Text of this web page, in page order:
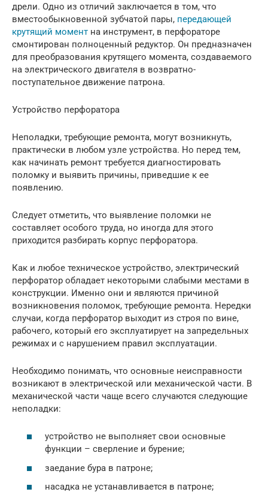
дрели. Одно из отличий заключается в том, что
вместообыкновенной зубчатой пары, передающей
крутящий момент на инструмент, в перфораторе
смонтирован полноценный редуктор. Он предназначен
для преобразования крутящего момента, создаваемого
на электрического двигателя в возвратно-
поступательное движение патрона.
Устройство перфоратора
Неполадки, требующие ремонта, могут возникнуть,
практически в любом узле устройства. Но перед тем,
как начинать ремонт требуется диагностировать
поломку и выявить причины, приведшие к ее
появлению.
Следует отметить, что выявление поломки не
составляет особого труда, но иногда для этого
приходится разбирать корпус перфоратора.
Как и любое техническое устройство, электрический
перфоратор обладает некоторыми слабыми местами в
конструкции. Именно они и являются причиной
возникновения поломок, требующие ремонта. Нередки
случаи, когда перфоратор выходит из строя по вине,
рабочего, который его эксплуатирует на запредельных
режимах и с нарушением правил эксплуатации.
Необходимо понимать, что основные неисправности
возникают в электрической или механической части. В
механической части чаще всего случаются следующие
неполадки:
устройство не выполняет свои основные
функции – сверление и бурение;
заедание бура в патроне;
насадка не устанавливается в патроне;